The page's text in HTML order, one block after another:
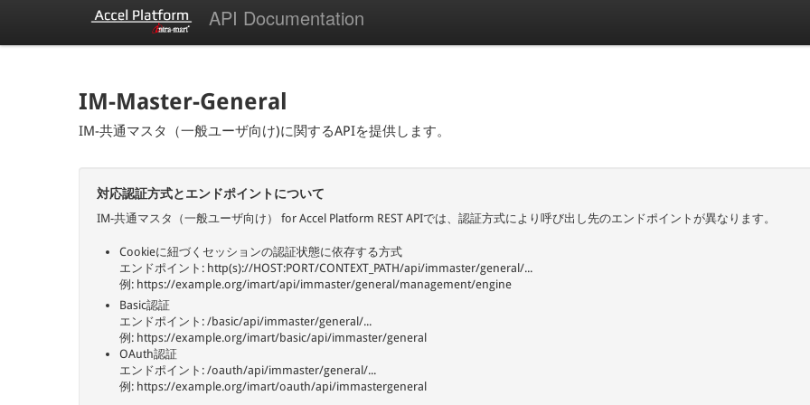
API Documentation
IM-Master-General
IM-共通マスタ（一般ユーザ向け)に関するAPIを提供します。
対応認証方式とエンドポイントについて
IM-共通マスタ（一般ユーザ向け） for Accel Platform REST APIでは、認証方式により呼び出し先のエンドポイントが異なります。
Cookieに紐づくセッションの認証状態に依存する方式
エンドポイント: http(s)://HOST:PORT/CONTEXT_PATH/api/immaster/general/...
例: https://example.org/imart/api/immaster/general/management/engine
Basic認証
エンドポイント: /basic/api/immaster/general/...
例: https://example.org/imart/basic/api/immaster/general
OAuth認証
エンドポイント: /oauth/api/immaster/general/...
例: https://example.org/imart/oauth/api/immastergeneral